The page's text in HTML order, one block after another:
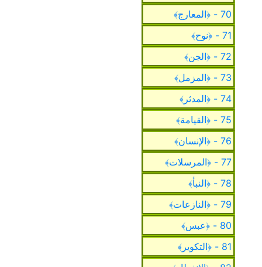
70 - ﴿المعارج﴾
71 - ﴿نوح﴾
72 - ﴿الجن﴾
73 - ﴿المزمل﴾
74 - ﴿المدثر﴾
75 - ﴿القيامة﴾
76 - ﴿الإنسان﴾
77 - ﴿المرسلات﴾
78 - ﴿النبأ﴾
79 - ﴿النازعات﴾
80 - ﴿عبس﴾
81 - ﴿التكوير﴾